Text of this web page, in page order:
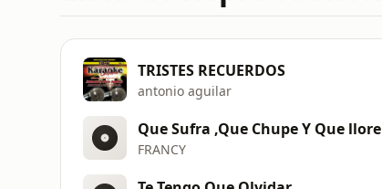
TRISTES RECUERDOS
antonio aguilar
Que Sufra ,Que Chupe Y Que llore
FRANCY